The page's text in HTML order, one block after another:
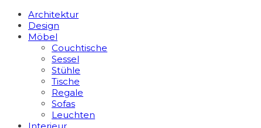
Architektur
Design
Möbel
Couchtische
Sessel
Stühle
Tische
Regale
Sofas
Leuchten